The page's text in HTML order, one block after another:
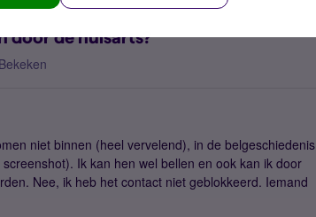
door de huisarts?
niet binnen (heel vervelend), in de belgeschiedenis
Ik kan hen wel bellen en ook kan ik door
Nee, ik heb het contact niet geblokkeerd. Iemand